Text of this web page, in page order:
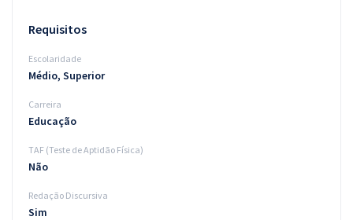
Requisitos
Escolaridade
Médio, Superior
Carreira
Educação
TAF (Teste de Aptidão Física)
Não
Redação Discursiva
Sim